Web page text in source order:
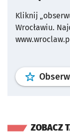
Kliknij
Wrocławiu.
ZOBACZ